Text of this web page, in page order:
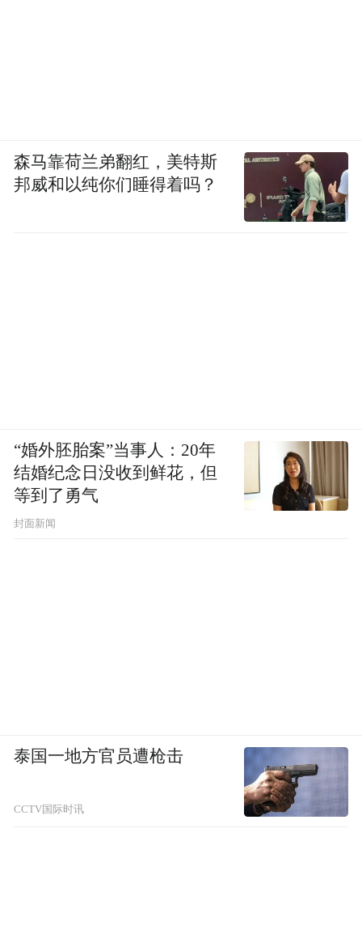
森马靠荷兰弟翻红，美特斯
邦威和以纯你们睡得着吗？
“婚外胚胎案”当事人：20年
结婚纪念日没收到鲜花，但
等到了勇气
封面新闻
泰国一地方官员遭枪击
CCTV国际时讯